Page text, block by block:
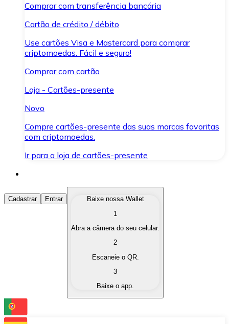
Comprar com transferência bancária
Cartão de crédito / débito
Use cartões Visa e Mastercard para comprar
criptomoedas. Fácil e seguro!
Comprar com cartão
Loja - Cartões-presente
Novo
Compre cartões-presente das suas marcas favoritas
com criptomoedas.
Ir para a loja de cartões-presente
Comprar Criptomoedas
Compre as criptomoedas de seu interesse de forma
Converta suas criptomoedas em moeda fiduciária
Troque uma criptomoeda por outra
Cadastrar Entrar
Baixe nossa Wallet
1
Abra a câmera do seu celular.
2
Escaneie o QR.
3
Baixe o app.